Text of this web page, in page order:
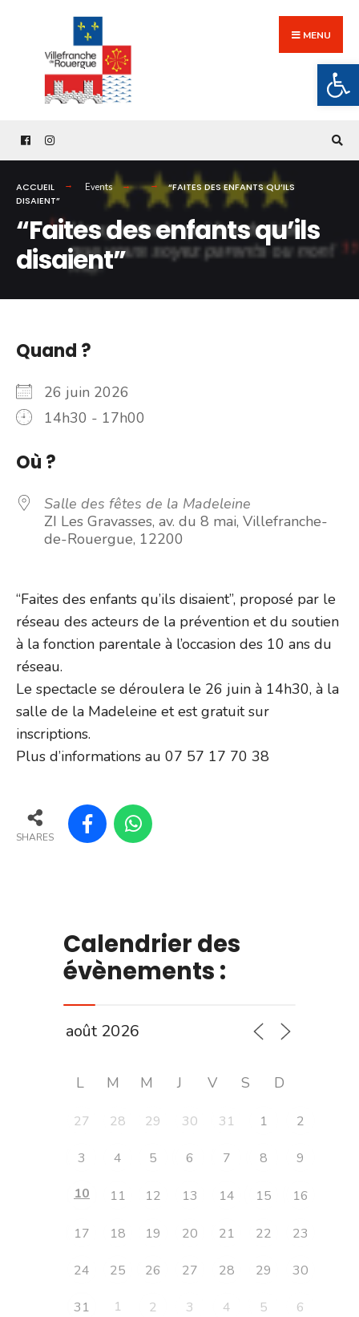
content
MENU
ACCUEIL Events
“FAITES DES ENFANTS QU’ILS
DISAIENT”
“Faites des enfants qu’ils
disaient”
Quand ?
26 juin 2026
14h30 - 17h00
Où ?
Salle des fêtes de la Madeleine
ZI Les Gravasses, av. du 8 mai, Villefranche-
de-Rouergue, 12200
“Faites des enfants qu’ils disaient”, proposé par le
réseau des acteurs de la prévention et du soutien
à la fonction parentale à l’occasion des 10 ans du
réseau.
Le spectacle se déroulera le 26 juin à 14h30, à la
salle de la Madeleine et est gratuit sur
inscriptions.
Plus d’informations au 07 57 17 70 38
SHARES
Calendrier des
évènements :
L M M J V S D
27 28 29 30 31 1 2
3 4 5 6 7 8
9
10
11 12 13 14 15 16
17 18 19 20 21 22 23
24 25 26 27 28 29 30
31 1 2 3 4 5 6